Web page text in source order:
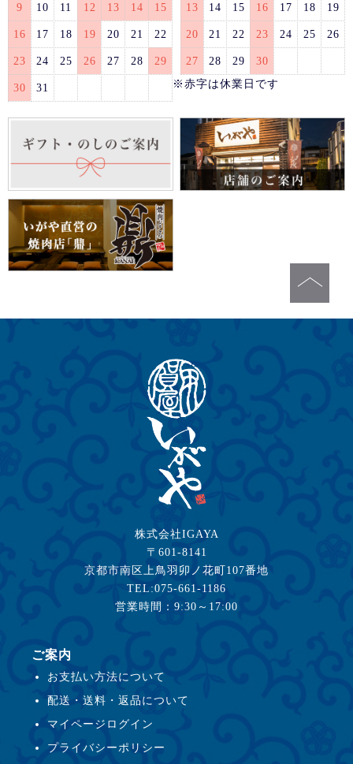
9 10 11 12 13 14 15
16 17 18 19 20 21 22
23 24 25 26 27 28 29
30 31
13 14 15 16 17 18 19
20 21 22 23 24 25 26
27 28 29
30
※赤字は休業日です
株式会社IGAYA
〒601-8141
京都市南区上鳥羽卯ノ花町107番地
TEL:075-661-1186
営業時間：9:30～17:00
ご案内
お支払い方法について
配送・送料・返品について
マイページログイン
プライバシーポリシー